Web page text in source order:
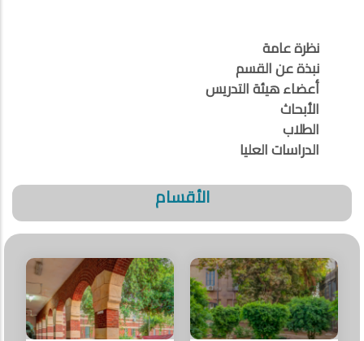
نظرة عامة
نبذة عن القسم
أعضاء هيئة التدريس
الأبحاث
الطلاب
الدراسات العليا
الأقسام